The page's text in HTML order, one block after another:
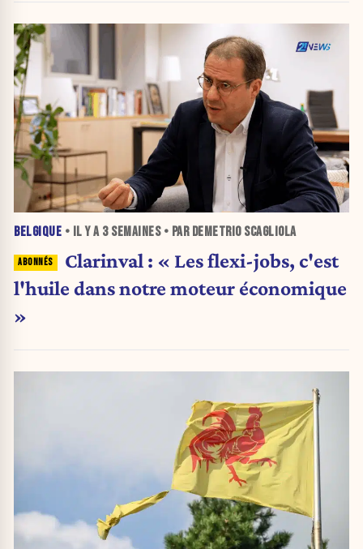
BELGIQUE • IL Y A 3 SEMAINES• PAR DEMETRIO SCAGLIOLA
Clarinval : « Les flexi-jobs, c'est
l'huile dans notre moteur économique
»